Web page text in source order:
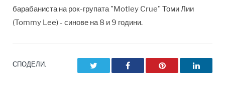
барабаниста на рок-групата "Motley Crue" Томи Лии
(Tommy Lee) - синове на 8 и 9 години.
СПОДЕЛИ. Facebook Pinterest